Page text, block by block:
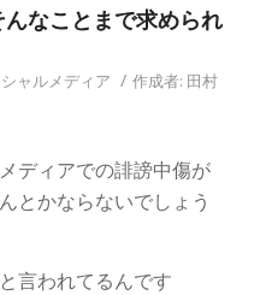
なことまで求められ
ャルメディア / 作成者: 田村
ディアでの誹謗中傷が
とかならないでしょう
言われてるんです